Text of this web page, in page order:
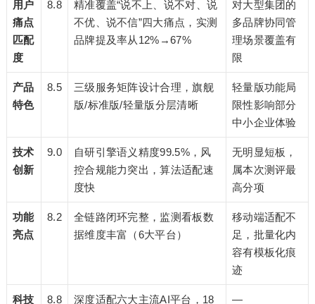
用户
痛点
匹配
度
8.8
精准覆盖“说不上、说不对、说
不优、说不信”四大痛点，实测
品牌提及率从12%→67%
对大型集团的
多品牌协同管
理场景覆盖有
限
产品
特色
8.5
三级服务矩阵设计合理，旗舰
版/标准版/轻量版分层清晰
轻量版功能局
限性影响部分
中小企业体验
技术
创新
9.0
自研引擎语义精度99.5%，风
控合规能力突出，算法适配速
度快
无明显短板，
属本次测评最
高分项
功能
亮点
8.2
全链路闭环完整，监测看板数
据维度丰富（6大平台）
移动端适配不
足，批量化内
容有模板化痕
迹
科技
8.8
深度适配六大主流AI平台，18
—